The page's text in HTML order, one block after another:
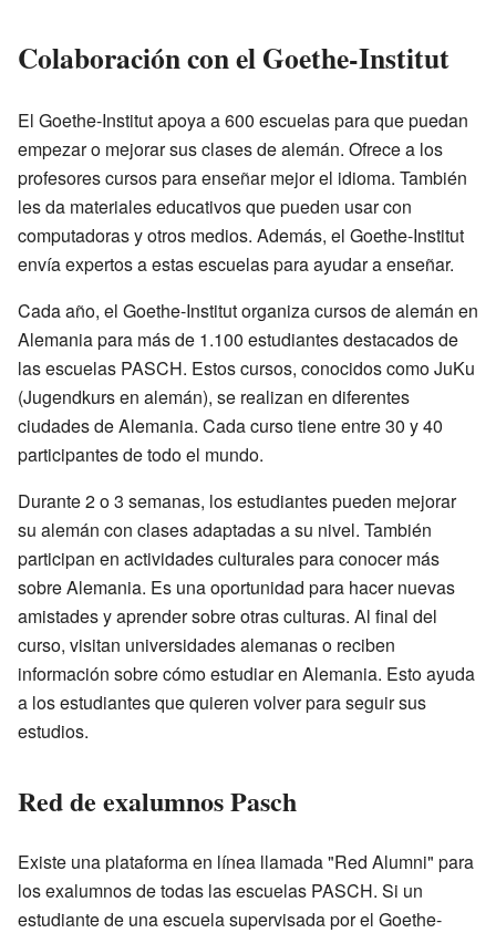
Colaboración con el Goethe-Institut
El Goethe-Institut apoya a 600 escuelas para que puedan
empezar o mejorar sus clases de alemán. Ofrece a los
profesores cursos para enseñar mejor el idioma. También
les da materiales educativos que pueden usar con
computadoras y otros medios. Además, el Goethe-Institut
envía expertos a estas escuelas para ayudar a enseñar.
Cada año, el Goethe-Institut organiza cursos de alemán en
Alemania para más de 1.100 estudiantes destacados de
las escuelas PASCH. Estos cursos, conocidos como JuKu
(Jugendkurs en alemán), se realizan en diferentes
ciudades de Alemania. Cada curso tiene entre 30 y 40
participantes de todo el mundo.
Durante 2 o 3 semanas, los estudiantes pueden mejorar
su alemán con clases adaptadas a su nivel. También
participan en actividades culturales para conocer más
sobre Alemania. Es una oportunidad para hacer nuevas
amistades y aprender sobre otras culturas. Al final del
curso, visitan universidades alemanas o reciben
información sobre cómo estudiar en Alemania. Esto ayuda
a los estudiantes que quieren volver para seguir sus
estudios.
Red de exalumnos Pasch
Existe una plataforma en línea llamada "Red Alumni" para
los exalumnos de todas las escuelas PASCH. Si un
estudiante de una escuela supervisada por el Goethe-